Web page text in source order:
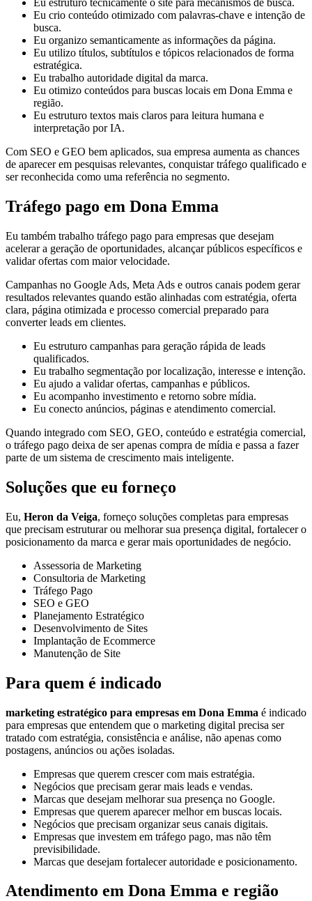
Eu estruturo tecnicamente o site para mecanismos de busca.
Eu crio conteúdo otimizado com palavras-chave e intenção de
busca.
Eu organizo semanticamente as informações da página.
Eu utilizo títulos, subtítulos e tópicos relacionados de forma
estratégica.
Eu trabalho autoridade digital da marca.
Eu otimizo conteúdos para buscas locais em Dona Emma e
região.
Eu estruturo textos mais claros para leitura humana e
interpretação por IA.
Com SEO e GEO bem aplicados, sua empresa aumenta as chances
de aparecer em pesquisas relevantes, conquistar tráfego qualificado e
ser reconhecida como uma referência no segmento.
Tráfego pago em Dona Emma
Eu também trabalho tráfego pago para empresas que desejam
acelerar a geração de oportunidades, alcançar públicos específicos e
validar ofertas com maior velocidade.
Campanhas no Google Ads, Meta Ads e outros canais podem gerar
resultados relevantes quando estão alinhadas com estratégia, oferta
clara, página otimizada e processo comercial preparado para
converter leads em clientes.
Eu estruturo campanhas para geração rápida de leads
qualificados.
Eu trabalho segmentação por localização, interesse e intenção.
Eu ajudo a validar ofertas, campanhas e públicos.
Eu acompanho investimento e retorno sobre mídia.
Eu conecto anúncios, páginas e atendimento comercial.
Quando integrado com SEO, GEO, conteúdo e estratégia comercial,
o tráfego pago deixa de ser apenas compra de mídia e passa a fazer
parte de um sistema de crescimento mais inteligente.
Soluções que eu forneço
Eu, Heron da Veiga, forneço soluções completas para empresas
que precisam estruturar ou melhorar sua presença digital, fortalecer o
posicionamento da marca e gerar mais oportunidades de negócio.
Assessoria de Marketing
Consultoria de Marketing
Tráfego Pago
SEO e GEO
Planejamento Estratégico
Desenvolvimento de Sites
Implantação de Ecommerce
Manutenção de Site
Para quem é indicado
marketing estratégico para empresas em Dona Emma é indicado
para empresas que entendem que o marketing digital precisa ser
tratado com estratégia, consistência e análise, não apenas como
postagens, anúncios ou ações isoladas.
Empresas que querem crescer com mais estratégia.
Negócios que precisam gerar mais leads e vendas.
Marcas que desejam melhorar sua presença no Google.
Empresas que querem aparecer melhor em buscas locais.
Negócios que precisam organizar seus canais digitais.
Empresas que investem em tráfego pago, mas não têm
previsibilidade.
Marcas que desejam fortalecer autoridade e posicionamento.
Atendimento em Dona Emma e região